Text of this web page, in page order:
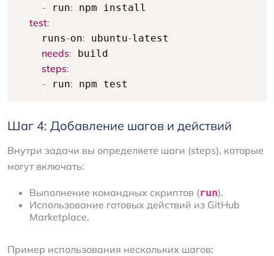
- run: npm install
test:
    runs
-on: ubuntu-latest
needs: build
steps:
- run: npm test
Шаг 4: Добавление шагов и действий
Внутри задачи вы определяете шаги (steps), которые
могут включать:
Выполнение командных скриптов (run).
Использование готовых действий из GitHub
Marketplace.
Пример использования нескольких шагов: